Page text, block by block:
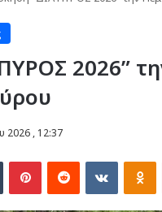
2026”
2026 , 12:37
Tumblr PinterestReddit